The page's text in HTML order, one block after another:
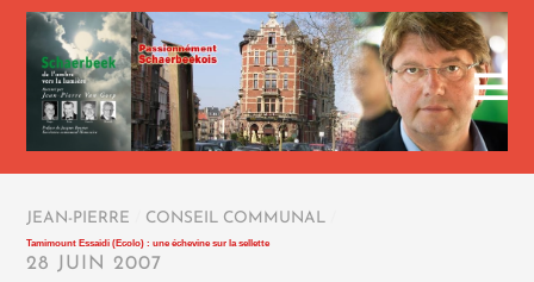
JEAN-PIERRE CONSEIL COMMUNAL
Tamimount Essaidi (Ecolo) : une échevine sur la sellette
28 JUIN 2007